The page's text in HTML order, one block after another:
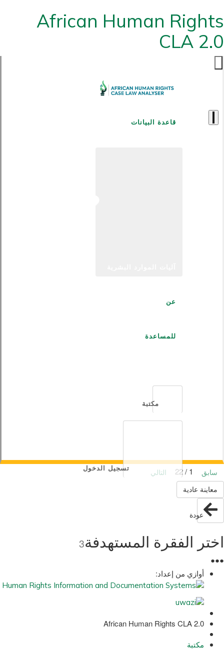
African Human Rights
CLA 2.0
قاعدة البيانات
عن
للمساعدة
مكتبة
تسجيل الدخول سابق
التالي
معاينة عادية
عودة
اختر الفقرة المستهدفة3
●
●
●
أوازي من إعداد:
African Human Rights CLA 2.0
مكتبة